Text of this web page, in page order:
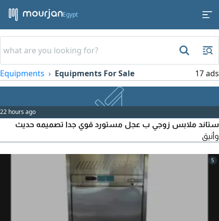
Egypt
Equipments Equipments For Sale 17 ads
22 hours ago
ستاند ملابس زوجي ب عجل مستورد قوي جدا تصميمه حديث
وأنيق
5